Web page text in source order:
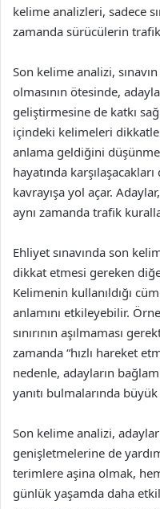
kelime analizleri, sadece
zamanda sürücülerin
Son kelime analizi,
olmasının ötesinde,
geliştirmesine de katkı
içindeki kelimeleri
anlama geldiğini
hayatında
kavrayışa yol açar.
aynı zamanda trafik
Ehliyet sınavında son
dikkat etmesi gereken
Kelimenin kullanıldığı
anlamını etkileyebilir.
sınırının aşılmaması
zamanda “hızlı hareket
nedenle, adayların
yanıtı bulmalarında
Son kelime analizi,
genişletmelerine de
terimlere aşina olmak,
günlük yaşamda daha